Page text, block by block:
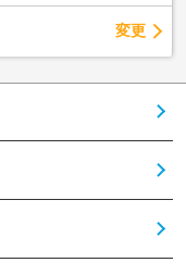
変更